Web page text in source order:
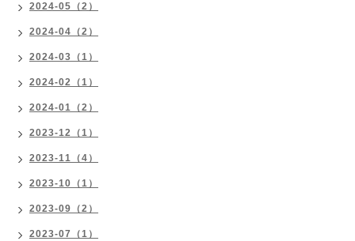
2024-05（2）
2024-04（2）
2024-03（1）
2024-02（1）
2024-01（2）
2023-12（1）
2023-11（4）
2023-10（1）
2023-09（2）
2023-07（1）